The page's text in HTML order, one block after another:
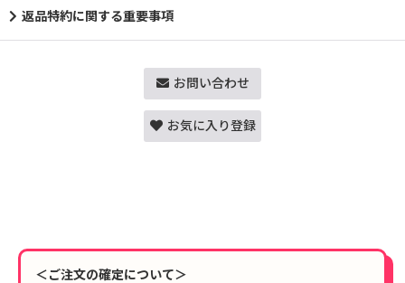
返品特約に関する重要事項
お問い合わせ
お気に入り登録
＜ご注文の確定について＞